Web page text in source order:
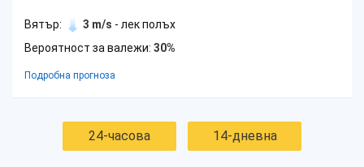
Вятър: 3 m/s - лек полъх
Вероятност за валежи: 30%
Подробна прогноза
24-часова 14-дневна